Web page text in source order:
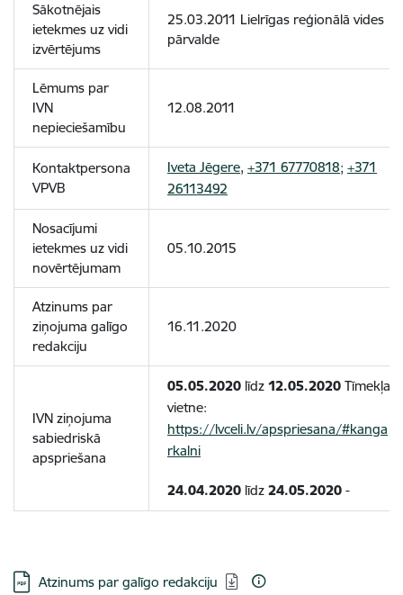
Sākotnējais
ietekmes uz vidi
izvērtējums
25.03.2011 Lielrīgas reģionālā vides
pārvalde
Lēmums par
IVN
nepieciešamību
12.08.2011
Kontaktpersona
VPVB
Iveta Jēgere, +371 67770818; +371
26113492
Nosacījumi
ietekmes uz vidi
novērtējumam
05.10.2015
Atzinums par
ziņojuma galīgo
redakciju
16.11.2020
IVN ziņojuma
sabiedriskā
apspriešana
05.05.2020 līdz 12.05.2020 Tīmekļa
vietne:
https://lvceli.lv/apspriesana/#kanga
rkalni
24.04.2020 līdz 24.05.2020 -
Lejupielādēt:
Atzinums par galīgo redakciju